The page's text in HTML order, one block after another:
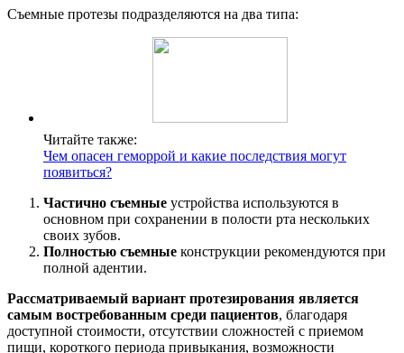
Съемные протезы подразделяются на два типа:
Читайте также:
Чем опасен геморрой и какие последствия могут
появиться?
Частично съемные устройства используются в
основном при сохранении в полости рта нескольких
своих зубов.
Полностью съемные конструкции рекомендуются при
полной адентии.
Рассматриваемый вариант протезирования является
самым востребованным среди пациентов, благодаря
доступной стоимости, отсутствии сложностей с приемом
пищи, короткого периода привыкания, возможности